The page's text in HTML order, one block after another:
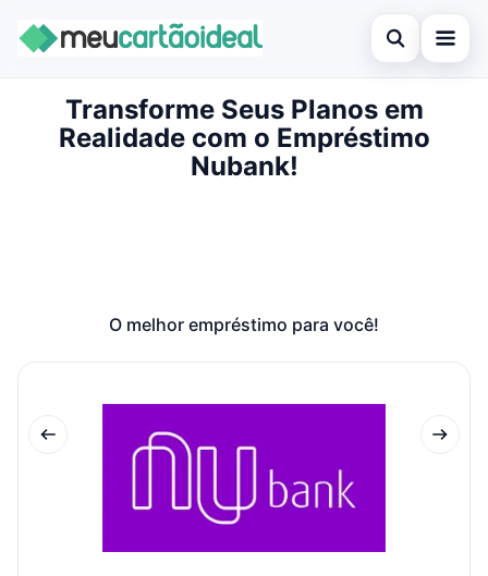
Abrir busca
Inicial
Buscar no site
Transforme Seus Planos em
Realidade com o Empréstimo
Nubank!
O melhor empréstimo para você!